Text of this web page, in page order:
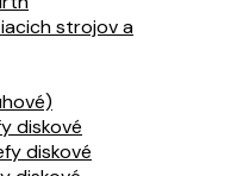
strojov a
diskové
diskové